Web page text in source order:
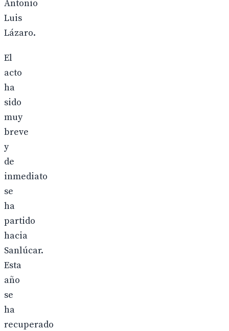
Antonio
Luis
Lázaro.
El
acto
ha
sido
muy
breve
y
de
inmediato
se
ha
partido
hacia
Sanlúcar.
Esta
año
se
ha
recuperado